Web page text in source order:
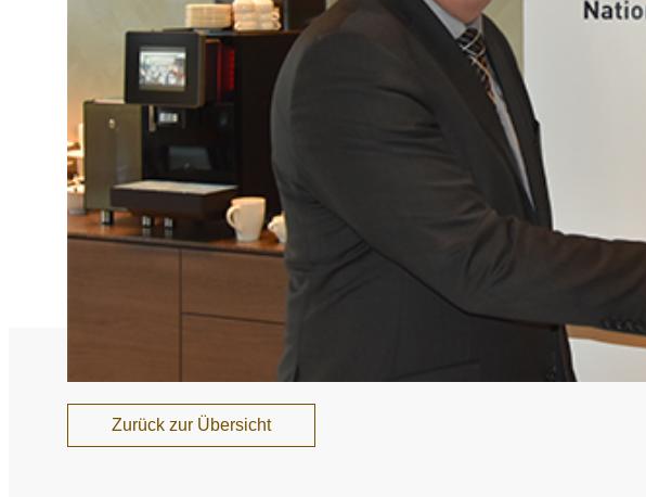
Nationales und internationales
Sponsoring und Partner
Interne Meldestelle
Ergebnismanagement
Disziplinarverfahren
Sportgerichtsbarkeit
Intelligence &
Juristische Vorträge
Wichtige
Im
Regelung
Regelung
NADAmed
Zurück zur Übersicht